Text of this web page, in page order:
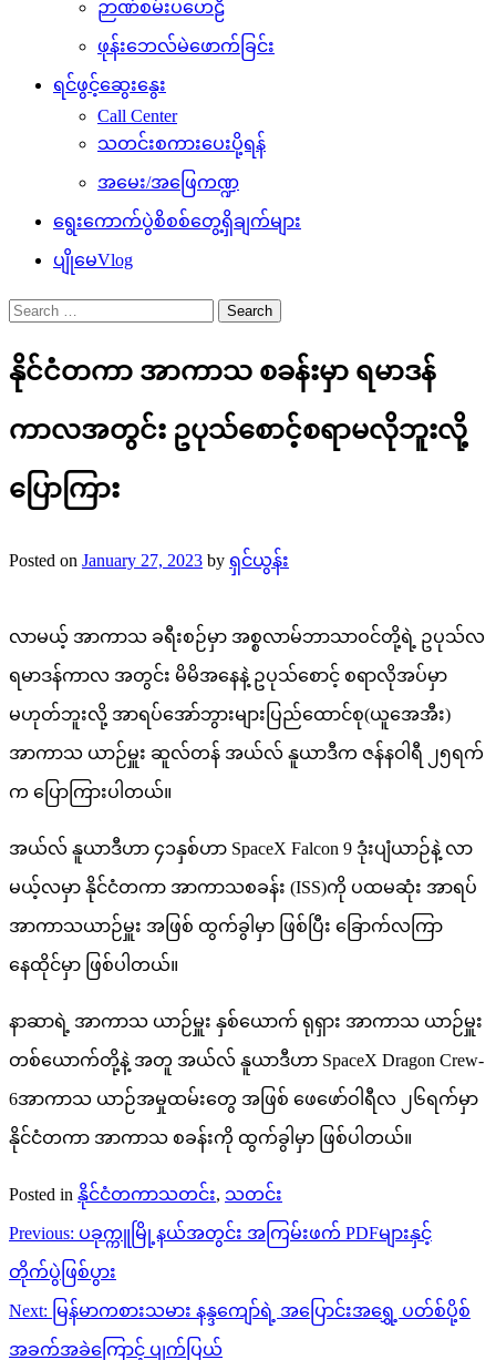
ဉာဏ်စမ်းပဟေဠိ
ဖုန်းဘေလ်မဲဖောက်ခြင်း
ရင်ဖွင့်ဆွေးနွေး
Call Center
သတင်းစကားပေးပို့ရန်
အမေး/အဖြေကဏ္ဍ
ရွေးကောက်ပွဲစိစစ်တွေ့ရှိချက်များ
ပျိုမေVlog
Search
for:
နိုင်ငံတကာ အာကာသ စခန်းမှာ ရမာဒန်
ကာလအတွင်း ဥပုသ်စောင့်စရာမလိုဘူးလို့
ပြောကြား
Posted on January 27, 2023 by ရှင်ယွန်း
လာမယ့် အာကာသ ခရီးစဉ်မှာ အစ္စလာမ်ဘာသာဝင်တို့ရဲ့ ဥပုသ်လ
ရမာဒန်ကာလ အတွင်း မိမိအနေနဲ့ ဥပုသ်စောင့် စရာလိုအပ်မှာ
မဟုတ်ဘူးလို့ အာရပ်အော်ဘွားများပြည်ထောင်စု(ယူအေအီး)
အာကာသ ယာဉ်မှူး ဆူလ်တန် အယ်လ် နူယာဒီက ဇန်နဝါရီ ၂၅ရက်
က ပြောကြားပါတယ်။
အယ်လ် နူယာဒီဟာ ၄၁နှစ်ဟာ SpaceX Falcon 9 ဒုံးပျံယာဉ်နဲ့ လာ
မယ့်လမှာ နိုင်ငံတကာ အာကာသစခန်း (ISS)ကို ပထမဆုံး အာရပ်
အာကာသယာဉ်မှူး အဖြစ် ထွက်ခွါမှာ ဖြစ်ပြီး ခြောက်လကြာ
နေထိုင်မှာ ဖြစ်ပါတယ်။
နာဆာရဲ့ အာကာသ ယာဉ်မှူး နှစ်ယောက် ရုရှား အာကာသ ယာဉ်မှူး
တစ်ယောက်တို့နဲ့ အတူ အယ်လ် နူယာဒီဟာ SpaceX Dragon Crew-
6အာကာသ ယာဉ်အမှုထမ်း‌တွေ အဖြစ် ဖေဖော်ဝါရီလ ၂၆ရက်မှာ
နိုင်ငံတကာ အာကာသ စခန်းကို ထွက်ခွါမှာ ဖြစ်ပါတယ်။
Posted in နိုင်ငံတကာသတင်း, သတင်း
Post
navigation
Previous: ပခုက္ကူမြို့နယ်အတွင်း အကြမ်းဖက် PDFများနှင့်
တိုက်ပွဲဖြစ်ပွား
Next: မြန်မာကစားသမား နန္ဒကျော်ရဲ့ အပြောင်းအရွှေ့ ပတ်စ်ပို့စ်
အခက်အခဲကြောင့် ပျက်ပြယ်